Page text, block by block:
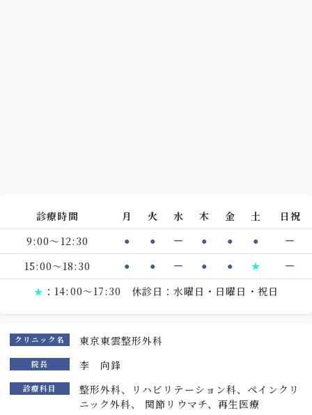
診療時間 月 火 水 木 金 土
日祝
9:00～12:30
● ● ー ● ● ● ー
15:00～18:30 ● ● ー ● ● ★ ー
★ ：14:00～17:30 休診日：水曜日・日曜日・祝日
クリニック名 東京東雲整形外科
院長 李 向鋒
診療科目
整形外科、リハビリテーション科、ペインクリ
ニック外科、 関節リウマチ、再生医療